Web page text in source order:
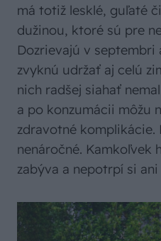
má totiž lesklé, guľaté
dužinou, ktoré sú pre
Dozrievajú v
zvyknú udržať aj celú
nich radšej siahať
a po konzumácii môžu
zdravotné komplikácie.
nenáročné. Kamkoľvek
zabýva a nepotrpí si